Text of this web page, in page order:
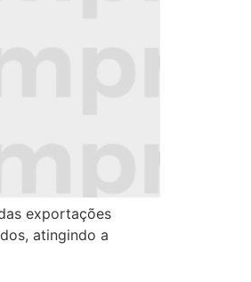
exportações
atingindo a